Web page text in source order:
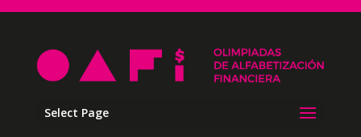
Select Page